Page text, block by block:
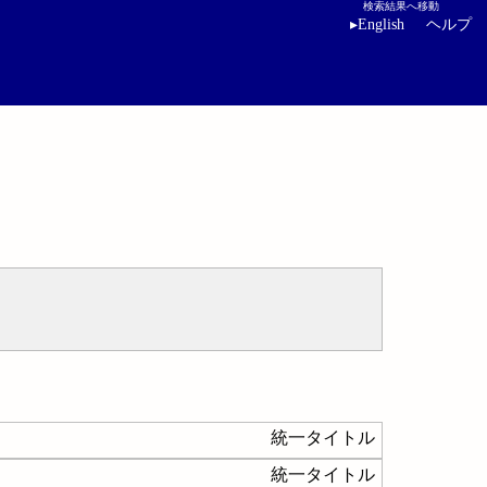
検索結果へ移動
▸English ヘルプ
統一タイトル
統一タイトル